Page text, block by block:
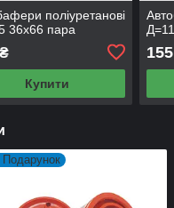
поліуретанові
36x66 пара
Купити
155
Подарунок